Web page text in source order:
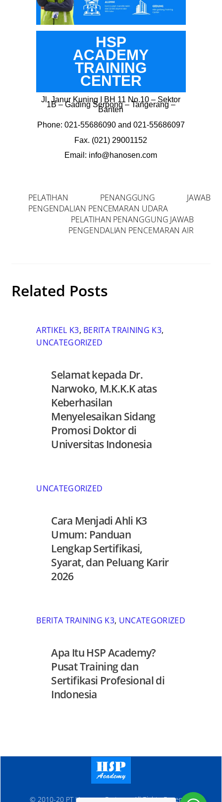
HSP
ACADEMY
TRAINING
CENTER
Jl. Janur Kuning I BH 11 No.10 – Sektor
1B – Gading Serpong – Tangerang –
Banten
Phone: 021-55686090 and 021-55686097
Fax. (021) 29001152
Email: info@hanosen.com
PELATIHAN PENANGGUNG JAWAB
PENGENDALIAN PENCEMARAN UDARA
PELATIHAN PENANGGUNG JAWAB
PENGENDALIAN PENCEMARAN AIR
Related Posts
ARTIKEL K3, BERITA TRAINING K3,
UNCATEGORIZED
Selamat kepada Dr.
Narwoko, M.K.K.K atas
Keberhasilan
Menyelesaikan Sidang
Promosi Doktor di
Universitas Indonesia
UNCATEGORIZED
Cara Menjadi Ahli K3
Umum: Panduan
Lengkap Sertifikasi,
Syarat, dan Peluang Karir
2026
BERITA TRAINING K3, UNCATEGORIZED
Apa Itu HSP Academy?
Pusat Training dan
Sertifikasi Profesional di
Indonesia
© 2010-20 PT Hanosen Pratama. All Rights Reserved